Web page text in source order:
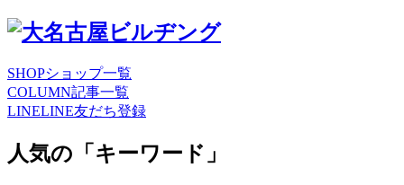
SHOPショップ一覧
COLUMN記事一覧
LINELINE友だち登録
人気の「キーワード」